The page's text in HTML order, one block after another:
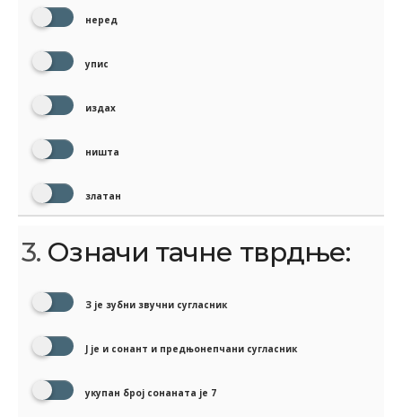
неред
упис
издах
ништа
златан
3. Означи тачне тврдње:
З је зубни звучни сугласник
Ј је и сонант и предњонепчани сугласник
укупан број сонаната је 7